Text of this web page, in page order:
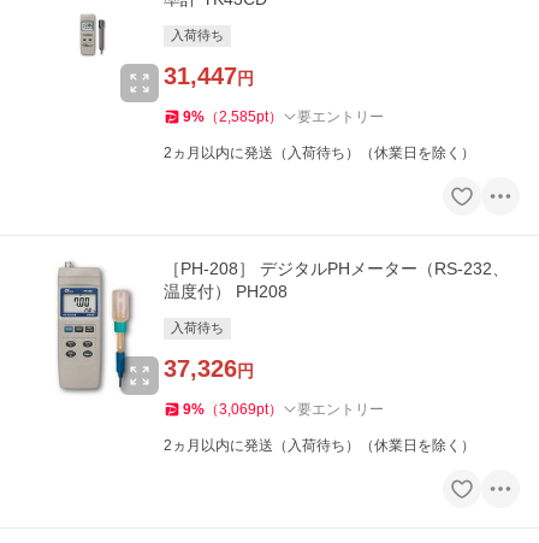
入荷待ち
31,447円
9% （2,585pt） 要エントリー
2ヵ月以内に発送（入荷待ち）（休業日を除く）
［PH-208］ デジタルPHメーター（RS-232、
温度付） PH208
入荷待ち
37,326円
9% （3,069pt） 要エントリー
2ヵ月以内に発送（入荷待ち）（休業日を除く）